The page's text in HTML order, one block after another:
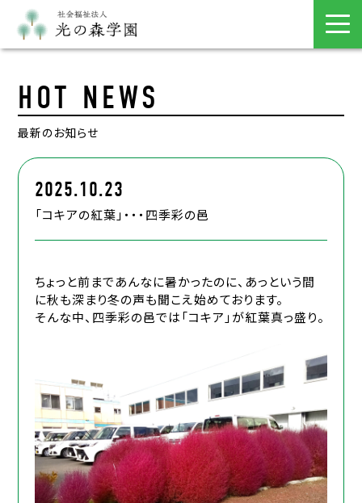
HOT NEWS
最新のお知らせ
2025.10.23
「コキアの紅葉」・・・四季彩の邑
ちょっと前まであんなに暑かったのに、あっという間
に秋も深まり冬の声も聞こえ始めております。
そんな中、四季彩の邑では「コキア」が紅葉真っ盛り。